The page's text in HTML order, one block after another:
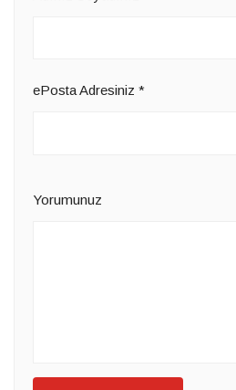
ePosta Adresiniz *
Yorumunuz